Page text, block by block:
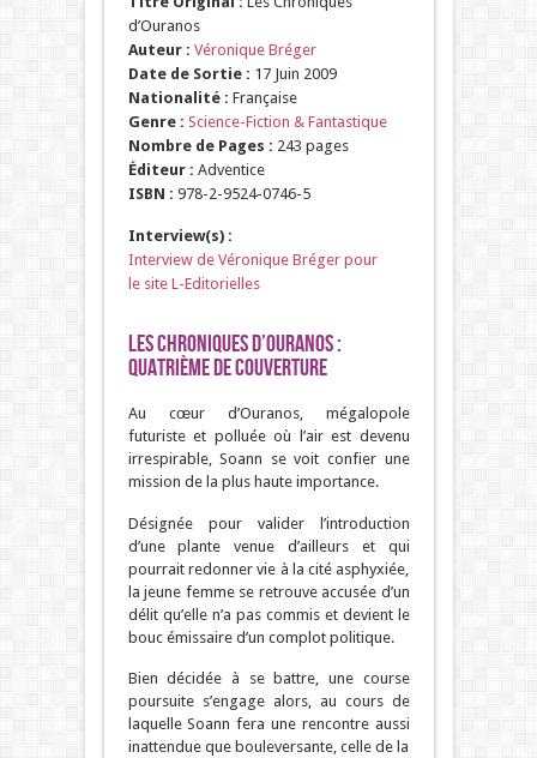
d’Ouranos
Auteur : Véronique Bréger
Date de Sortie : 17 Juin 2009
Nationalité : Française
Genre : Science-Fiction & Fantastique
Nombre de Pages : 243 pages
Éditeur : Adventice
ISBN : 978-2-9524-0746-5
Interview(s) :
Interview de Véronique Bréger pour
le site L-Editorielles
Les Chroniques d’Ouranos :
Quatrième de Couverture
Au cœur d’Ouranos, mégalopole
futuriste et polluée où l’air est devenu
irrespirable, Soann se voit confier une
mission de la plus haute importance.
Désignée pour valider l’introduction
d’une plante venue d’ailleurs et qui
pourrait redonner vie à la cité asphyxiée,
la jeune femme se retrouve accusée d’un
délit qu’elle n’a pas commis et devient le
bouc émissaire d’un complot politique.
Bien décidée à se battre, une course
poursuite s’engage alors, au cours de
laquelle Soann fera une rencontre aussi
inattendue que bouleversante, celle de la